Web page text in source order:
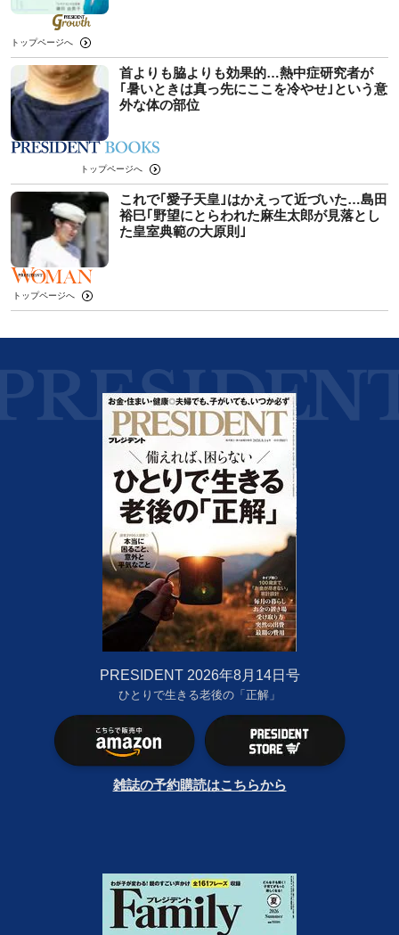
トップページへ
首よりも脇よりも効果的…熱中症研究者が
｢暑いときは真っ先にここを冷やせ｣という意
外な体の部位
トップページへ
これで｢愛子天皇｣はかえって近づいた…島田
裕巳｢野望にとらわれた麻生太郎が見落とし
た皇室典範の大原則｣
トップページへ
PRESIDENT 2026年8月14日号
ひとりで生きる老後の「正解」
雑誌の予約購読はこちらから